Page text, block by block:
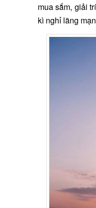
mua sắm, giải
kì nghỉ lãng